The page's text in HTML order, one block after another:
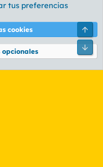
de privacidad Ayuda
XenForo Ltd.
tus preferencias
cookies
opcionales
Pie